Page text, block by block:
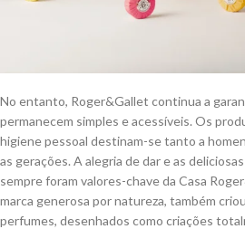
No entanto, Roger&Gallet continua a
permanecem simples e acessíveis. Os
higiene pessoal destinam-se tanto a
as gerações. A alegria de dar e as
sempre foram valores-chave da Casa
marca generosa por natureza, também
perfumes, desenhados como criações